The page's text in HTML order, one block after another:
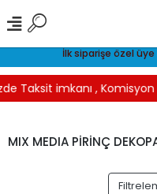
İlk siparişe özel
Taksit imkanı , Komisyon
MIX MEDIA PİRİNÇ